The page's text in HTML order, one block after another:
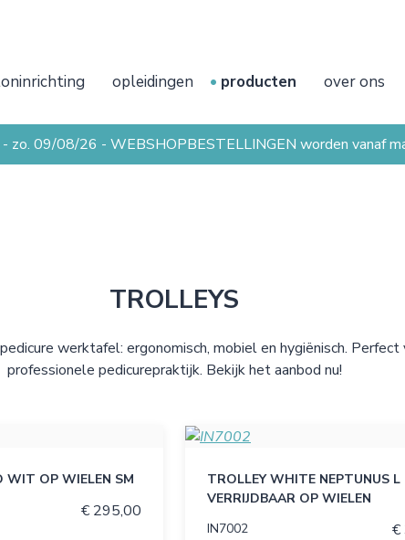
opleidingen producten over ons
- zo. 09/08/26 - WEBSHOPBESTELLINGEN worden vanaf
TROLLEYS
werktafel: ergonomisch, mobiel en hygiënisch. Perfect
professionele pedicurepraktijk. Bekijk het aanbod nu!
WIT OP WIELEN SM
€ 295,00
TROLLEY WHITE NEPTUNUS L
VERRIJDBAAR OP WIELEN
IN7002
€